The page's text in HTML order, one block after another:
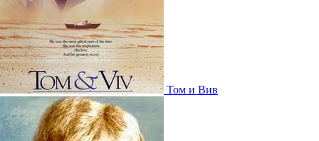
Том и Вив